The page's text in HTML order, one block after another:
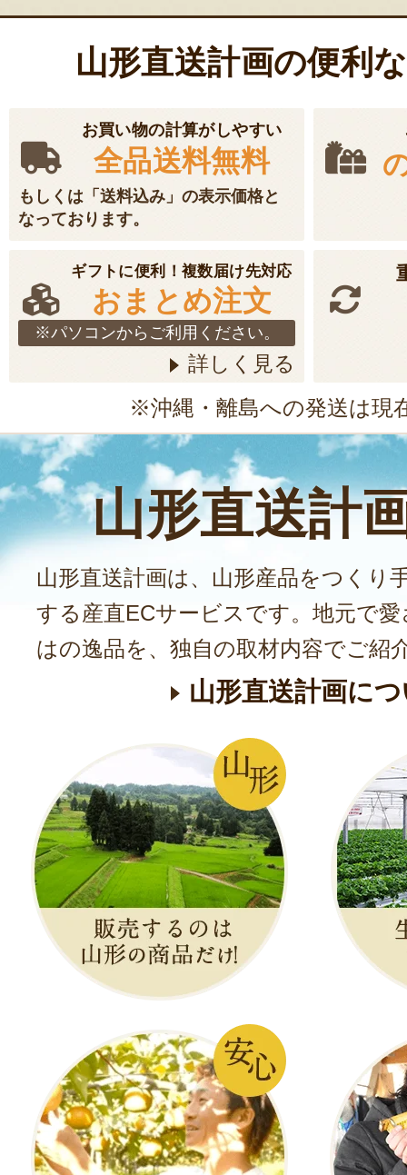
山形直送計画の便利
お買い物の計算がしやすい
全品送料無料
もしくは「送料込み」の表示価格と
なっております。
ギフトに便利！複数届け先対応
おまとめ注文
※パソコンからご利用ください。
詳しく見る
※沖縄・離島への発送は現
山形直送計
山形直送計画は、山形産品をつくり
する産直ECサービスです。地元で
はの逸品を、独自の取材内容でご紹
山形直送計画に